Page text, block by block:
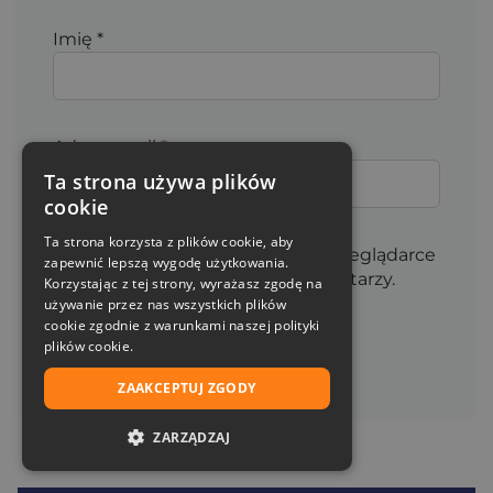
Imię *
Adres email*
Zapamiętaj moje dane w tej przeglądarce
podczas pisania kolejnych komentarzy.
Ta strona używa plików
cookie
Ta strona korzysta z plików cookie, aby
zapewnić lepszą wygodę użytkowania.
Korzystając z tej strony, wyrażasz zgodę na
używanie przez nas wszystkich plików
cookie zgodnie z warunkami naszej polityki
plików cookie.
ZAAKCEPTUJ ZGODY
ZARZĄDZAJ